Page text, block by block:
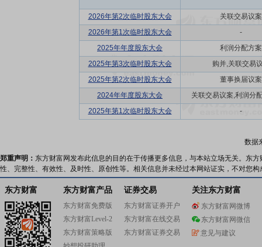
2026年第2次临时股东大会
关联交易议案
2026年第1次临时股东大会
-
2025年年度股东大会
利润分配方案
2025年第3次临时股东大会
购并,关联交易
2025年第2次临时股东大会
董事换届议案
2024年年度股东大会
关联交易议案,利润分
2025年第1次临时股东大会
-
数据
郑重声明： 东方财富网发布此信息的目的在于传播更多信息，与本站立场无关。东
性、完整性、有效性、及时性、原创性等。相关信息并未经过本网站证实，不对您
东方财富 东方财富产品
东方财富免费版
东方财富Level-2
东方财富策略版
证券交易
东方财富证券开户
东方财富在线交易
东方财富证券交易
关注东方财富
东方财富网微博
东方财富网微信
意见与建议